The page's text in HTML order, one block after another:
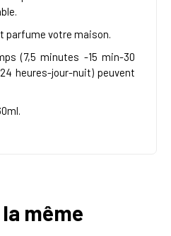
parfume votre maison.
(7,5 minutes -15 min-30
heures-jour-nuit) peuvent
même